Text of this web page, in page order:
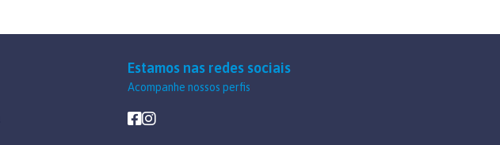
Estamos nas redes sociais
Acompanhe nossos perfis